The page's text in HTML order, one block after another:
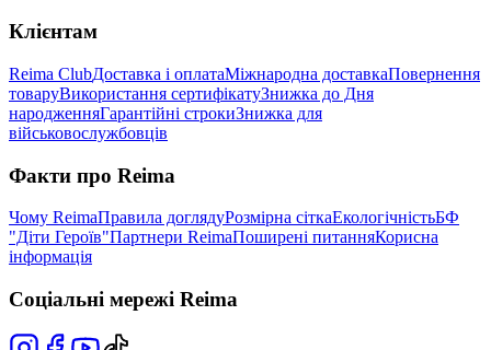
Клієнтам
Reima ClubДоставка і оплатаМіжнародна доставкаПовернення
товаруВикористання сертифікатуЗнижка до Дня
народженняГарантійні строкиЗнижка для
військовослужбовців
Факти про Reima
Чому ReimaПравила доглядуРозмірна сіткаЕкологічністьБФ
"Діти Героїв"Партнери ReimaПоширені питанняКорисна
інформація
Соціальні мережі Reima